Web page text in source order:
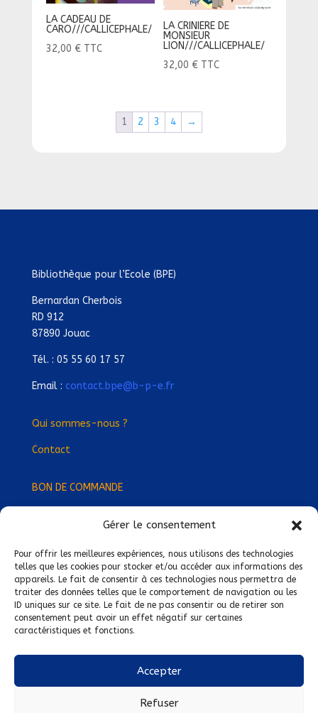
Gérer le consentement
Pour offrir les meilleures expériences, nous utilisons des technologies
telles que les cookies pour stocker et/ou accéder aux informations des
appareils. Le fait de consentir à ces technologies nous permettra de
traiter des données telles que le comportement de navigation ou les
ID uniques sur ce site. Le fait de ne pas consentir ou de retirer son
consentement peut avoir un effet négatif sur certaines
caractéristiques et fonctions.
Accepter
Refuser
LA CADEAU DE
CARO///CALLICEPHALE/
32,00 € TTC
LA CRINIERE DE
MONSIEUR
LION///CALLICEPHALE/
32,00 € TTC
1 2 3 4 →
Bibliothèque pour l’Ecole (BPE)
Bernardan Cherbois
RD 912
87890 Jouac
Tél. : 05 55 60 17 57
Email : contact.bpe@b-p-e.fr
Qui sommes-nous ?
Contact
BON DE COMMANDE
Devenez Délégué·e Régional·e !
Trouvez-nous près de chez vous !
Mentions légales
Conditions générales de vente
Politique de confidentialité